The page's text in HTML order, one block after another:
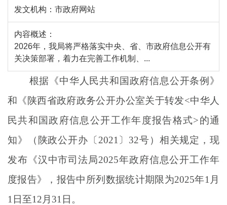
发文机构： 市政府网站
内容概述：
2026年，我局将严格落实中央、省、市政府信息公开有
关决策部署，着力在完善工作机制、...
根据《中华人民共和国政府信息公开条例》
和《陕西省政府政务公开办公室关于转发<中华人
民共和国政府信息公开工作年度报告格式>的通
知》（陕政公开办〔 2021 〕 32号）相关规定，现
发布《汉中市司法局2025年政府信息公开工作年
度报告》，报告中所列数据统计期限为2025年1 月
1 日至12 月 31 日。